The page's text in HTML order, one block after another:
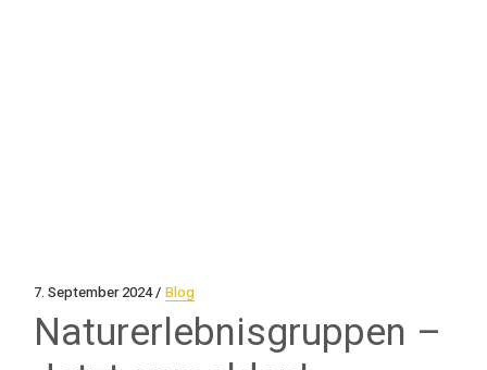
7. September 2024 Blog
Naturerlebnisgruppen –